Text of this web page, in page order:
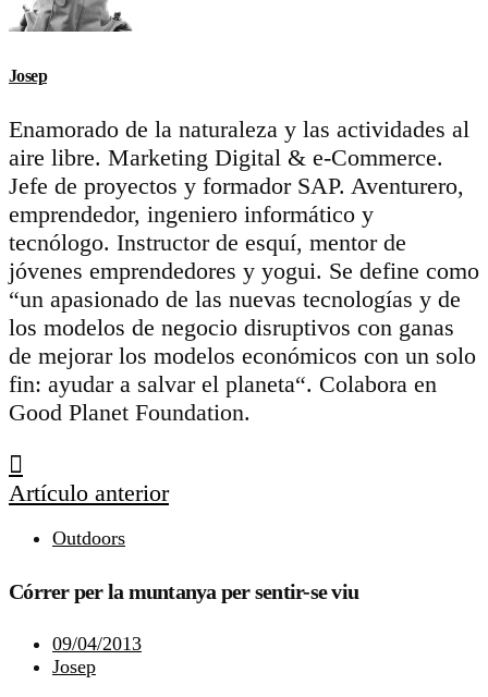
Josep
Enamorado de la naturaleza y las actividades al
aire libre. Marketing Digital & e-Commerce.
Jefe de proyectos y formador SAP. Aventurero,
emprendedor, ingeniero informático y
tecnólogo. Instructor de esquí, mentor de
jóvenes emprendedores y yogui. Se define como
“un apasionado de las nuevas tecnologías y de
los modelos de negocio disruptivos con ganas
de mejorar los modelos económicos con un solo
fin: ayudar a salvar el planeta“. Colabora en
Good Planet Foundation.
Artículo anterior
Outdoors
Córrer per la muntanya per sentir-se viu
09/04/2013
Josep